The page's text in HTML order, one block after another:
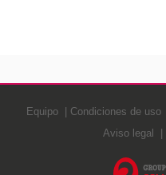
Equipo Condiciones de uso
Aviso legal